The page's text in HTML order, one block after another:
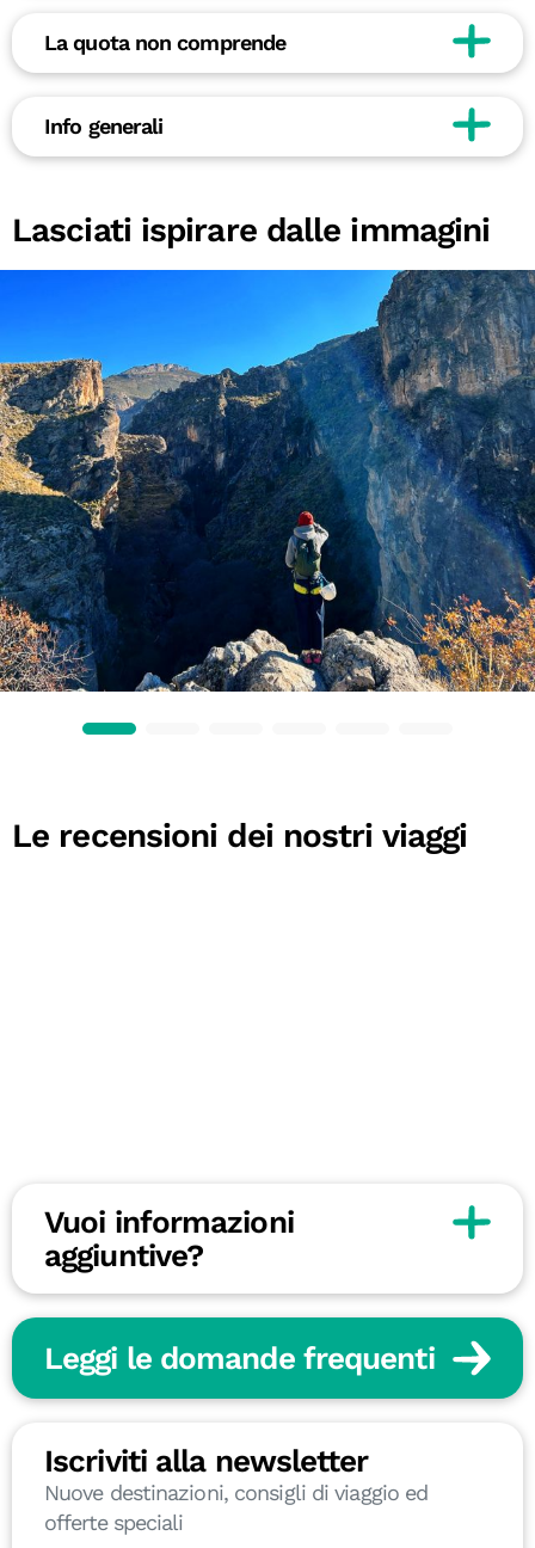
La quota non comprende
Info generali
Lasciati ispirare dalle immagini
Le recensioni dei nostri viaggi
Vuoi informazioni
aggiuntive?
Leggi le domande frequenti
Iscriviti alla newsletter
Nuove destinazioni, consigli di viaggio ed
offerte speciali